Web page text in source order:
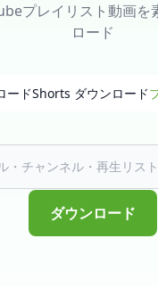
プレイリスト動画を
ロード
ードShorts ダウンロード
ダウンロード